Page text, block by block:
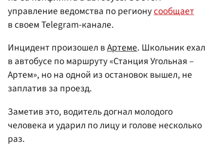
управление ведомства по регионусообщает
в своем Telegram-канале.
Инцидент произошел вАртеме. Школьник ехал
в автобусе по маршруту «Станция Угольная –
Артем», но на одной из остановок вышел, не
заплатив за проезд.
Заметив это, водитель догнал молодого
человека и ударил по лицу и голове несколько
раз.